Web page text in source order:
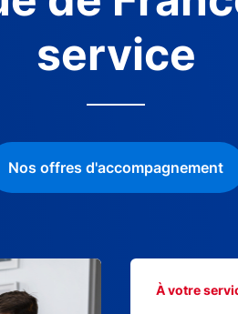
service
Nos offres d'accompagnement
À votre